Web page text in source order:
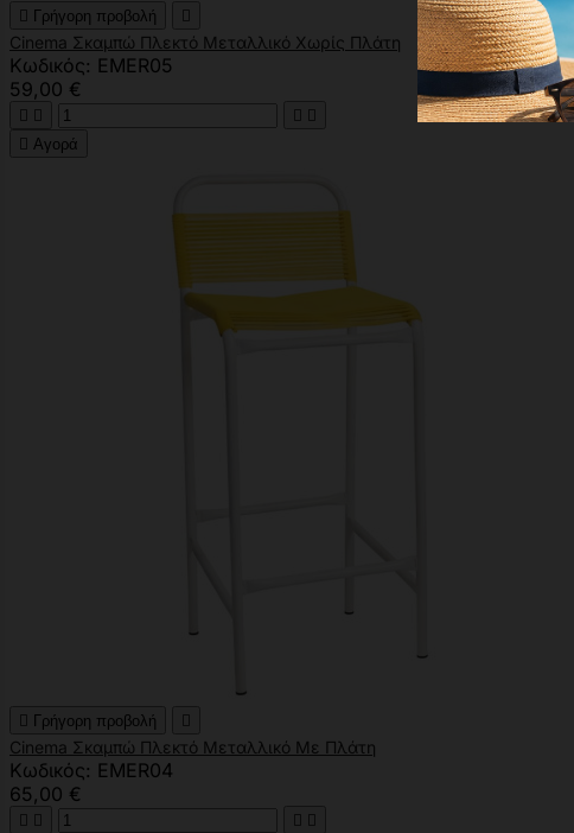
 Γρήγορη προβολή 
Cinema Σκαμπώ Πλεκτό Μεταλλικό Χωρίς Πλάτη
Κωδικός: EMER05
59,00 €
   
 Αγορά
 Γρήγορη προβολή 
Cinema Σκαμπώ Πλεκτό Μεταλλικό Με Πλάτη
Κωδικός: EMER04
65,00 €
   